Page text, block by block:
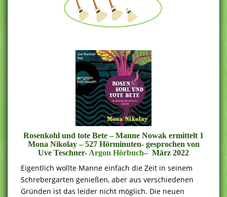
Rosenkohl und tote Bete – Manne Nowak ermittelt 1
Mona Nikolay – 527 Hörminuten- gesprochen von
Uve Teschner- Argon Hörbuch– März 2022
Eigentlich wollte Manne einfach die Zeit in seinem
Schrebergarten genießen, aber aus verschiedenen
Gründen ist das leider nicht möglich. Die neuen